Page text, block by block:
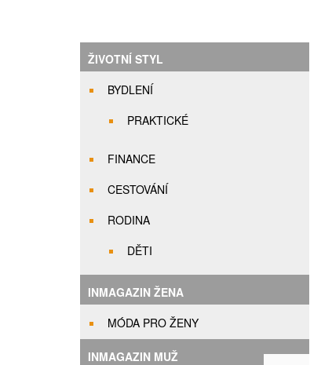
ŽIVOTNÍ STYL
BYDLENÍ
PRAKTICKÉ
FINANCE
CESTOVÁNÍ
RODINA
DĚTI
INMAGAZIN ŽENA
MÓDA PRO ŽENY
INMAGAZIN MUŽ